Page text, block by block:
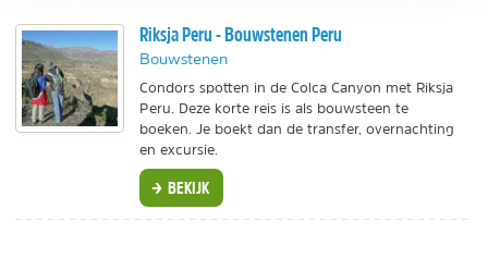
Riksja Peru - Bouwstenen Peru
Bouwstenen
Condors spotten in de Colca Canyon met Riksja
Peru. Deze korte reis is als bouwsteen te
boeken. Je boekt dan de transfer, overnachting
en excursie.
BEKIJK